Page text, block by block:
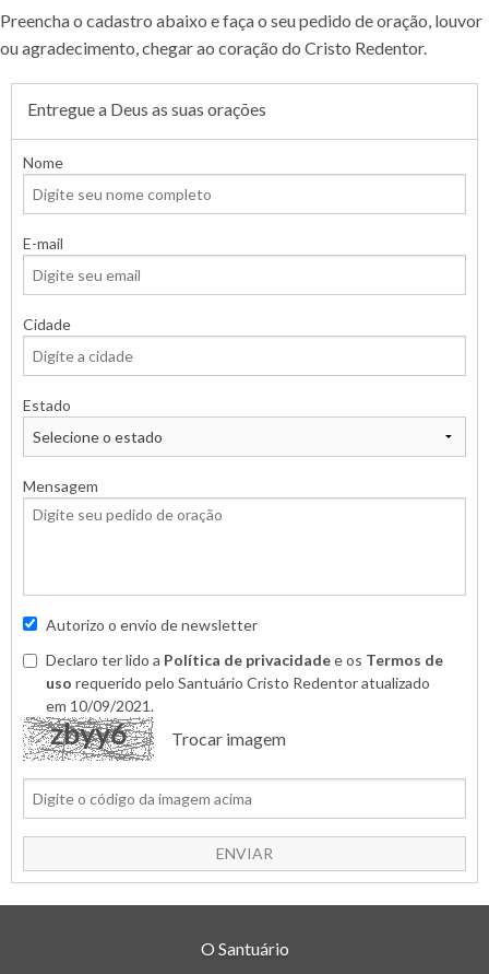
Preencha o cadastro abaixo e faça o seu pedido de oração, louvor
ou agradecimento, chegar ao coração do Cristo Redentor.
Entregue a Deus as suas orações
Nome
E-mail
Cidade
Estado
Mensagem
Autorizo o envio de newsletter
Declaro ter lido a Política de privacidadee os Termos de
uso requerido pelo Santuário Cristo Redentor atualizado
em 10/09/2021.
Trocar imagem
ENVIAR
O Santuário